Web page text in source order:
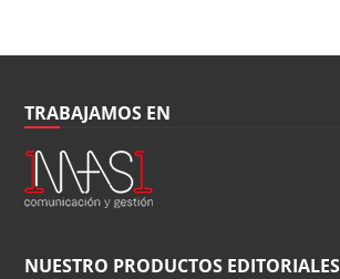
TRABAJAMOS EN
NUESTRO PRODUCTOS EDITORIALES